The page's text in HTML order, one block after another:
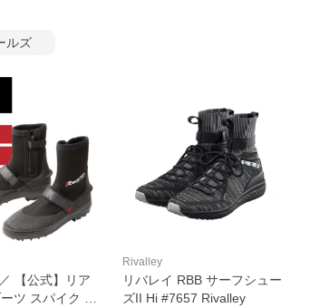
ルズ
【公式】リア
ツ スパイク 釣
Rivalley
リバレイ RBB サーフシュー
ズII Hi #7657 Rivalley